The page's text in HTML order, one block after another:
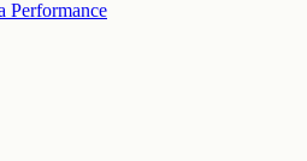
Performance